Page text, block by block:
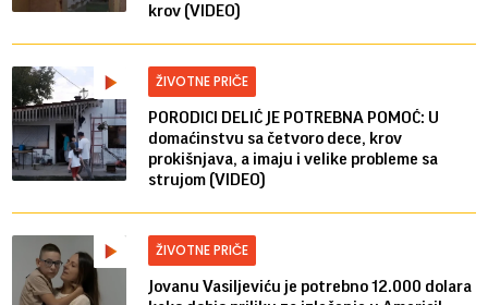
krov (VIDEO)
ŽIVOTNE PRIČE
PORODICI DELIĆ JE POTREBNA POMOĆ: U
domaćinstvu sa četvoro dece, krov
prokišnjava, a imaju i velike probleme sa
strujom (VIDEO)
ŽIVOTNE PRIČE
Jovanu Vasiljeviću je potrebno 12.000 dolara